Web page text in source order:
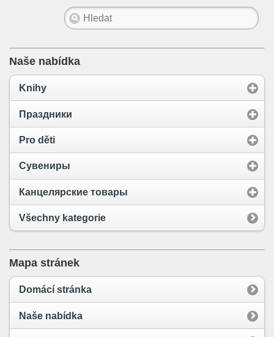
Naše nabídka
Knihy
Праздники
Pro děti
Сувениры
Канцелярские товары
Všechny kategorie
Mapa stránek
Domácí stránka
Naše nabídka